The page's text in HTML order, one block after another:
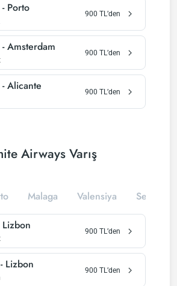
- Porto 900 TL’den
-Amsterdam 900 TL’den
-Alicante 900 TL’den
Airways Varış
Malaga Valensiya Seville
Lizbon 900 TL’den
- Lizbon 900 TL’den